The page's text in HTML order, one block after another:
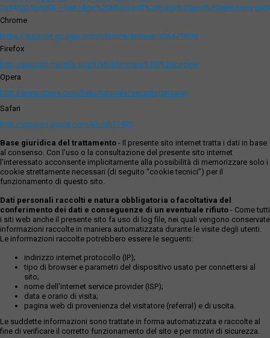
Chrome
https://support.google.com/chrome/answer/95647?hl=it
Firefox
http://support.mozilla.org/it/kb/Eliminare%20i%20cookie
Opera
http://www.opera.com/help/tutorials/security/privacy/
Safari
http://support.apple.com/kb/ph11920
Base giuridica del trattamento - Il presente sito internet tratta i dati in base
al consenso. Con l'uso o la consultazione del presente sito internet
l’interessato acconsente implicitamente alla possibilità di memorizzare solo i
cookie strettamente necessari (di seguito “cookie tecnici”) per il
funzionamento di questo sito.
Dati personali raccolti e natura obbligatoria o facoltativa del
conferimento dei dati e conseguenze di un eventuale rifiuto - Come tutti
i siti web anche il presente sito fa uso di log file, nei quali vengono conservate
informazioni raccolte in maniera automatizzata durante le visite degli utenti.
Le informazioni raccolte potrebbero essere le seguenti:
indirizzo internet protocollo (IP);
tipo di browser e parametri del dispositivo usato per connettersi al
sito;
nome dell'internet service provider (ISP);
data e orario di visita;
pagina web di provenienza del visitatore (referral) e di uscita.
Le suddette informazioni sono trattate in forma automatizzata e raccolte al
fine di verificare il corretto funzionamento del sito e per motivi di sicurezza.